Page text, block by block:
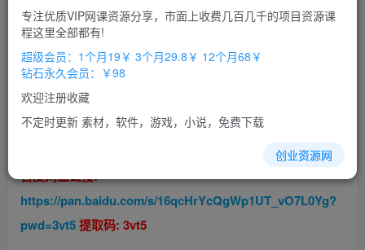
短视频自媒体抖音快手 影视 解说电影解说背
百度网盘链接:
https://pan.baidu.com/s/16qcHrYcQgWp1UT_vO7L0Yg?
pwd=3vt5提取码: 3vt5
专注优质VIP网课资源分享，市面上收费几百几千的项目资源课
程这里全部都有!
超级会员：1个月19￥ 3个月29.8￥ 12个月68￥
钻石永久会员：￥98
欢迎注册收藏
不定时更新 素材，软件，游戏，小说，免费下载
创业资源网